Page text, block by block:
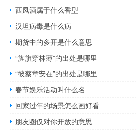
西凤酒属于什么香型
汉坦病毒是什么病
期货中的多开是什么意思
“旌旗穿林薄”的出处是哪里
“彼蔡章安在”的出处是哪里
春节娱乐活动叫什么名
回家过年的场景怎么画好看
朋友圈仅对你开放的意思